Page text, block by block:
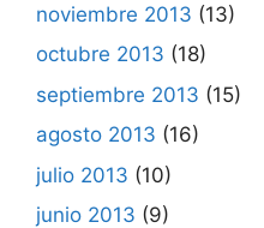
noviembre 2013 (13)
octubre 2013 (18)
septiembre 2013 (15)
agosto 2013 (16)
julio 2013 (10)
junio 2013 (9)